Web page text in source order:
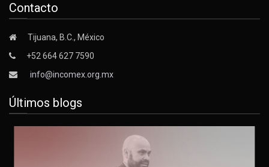
Contacto
Tijuana, B.C., México
+52 664 627 7590
info@incomex.org.mx
Últimos blogs